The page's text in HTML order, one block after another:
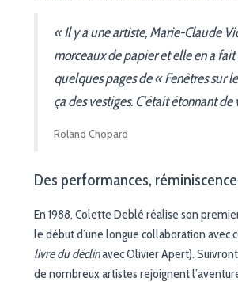
« Il y a une artiste, Marie-Claude
morceaux de papier et elle en a
quelques pages de « Fenêtres sur
ça des vestiges. C’était étonnant
Roland Chopard
Des performances,
En 1988, Colette Deblé réalise son
le début d’une longue collaboration avec
livre du déclinavec Olivier Apert).
de nombreux artistes rejoignent